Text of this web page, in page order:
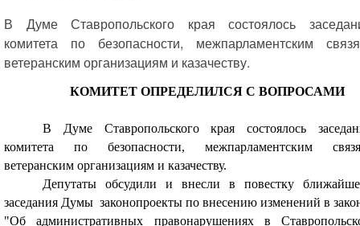
В Думе Ставропольского края состоялось
комитета по безопасности, межпарламентским
ветеранским организациям и казачеству.
КОМИТЕТ ОПРЕДЕЛИЛСЯ С ВОПРОСАМИ
В Думе Ставропольского края состоялось
комитета по безопасности, межпарламентским
ветеранским организациям и казачеству.
Депутаты обсудили и внесли в повестку
заседания Думы законопроекты по внесению изменений в
"Об административных правонарушениях в